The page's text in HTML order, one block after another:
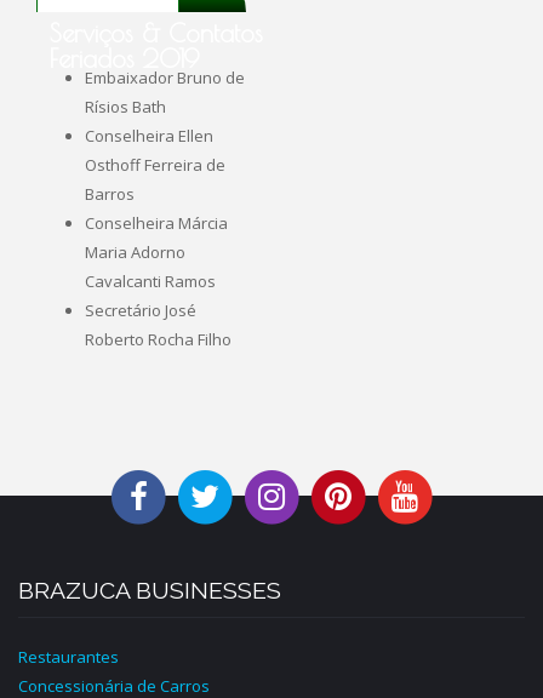
Embaixador Bruno de
Rísios Bath
Conselheira Ellen
Osthoff Ferreira de
Barros
Conselheira Márcia
Maria Adorno
Cavalcanti Ramos
Secretário José
Roberto Rocha Filho
BRAZUCA BUSINESSES
Restaurantes
Concessionária de Carros